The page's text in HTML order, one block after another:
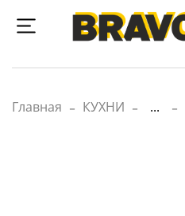
Главная КУХНИ ...